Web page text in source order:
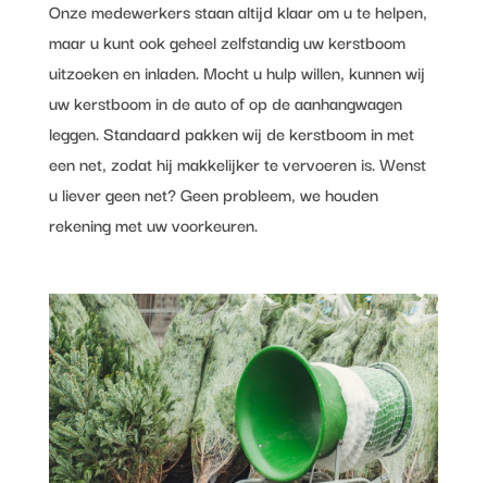
Onze medewerkers staan altijd klaar om u te helpen,
maar u kunt ook geheel zelfstandig uw kerstboom
uitzoeken en inladen. Mocht u hulp willen, kunnen wij
uw kerstboom in de auto of op de aanhangwagen
leggen. Standaard pakken wij de kerstboom in met
een net, zodat hij makkelijker te vervoeren is. Wenst
u liever geen net? Geen probleem, we houden
rekening met uw voorkeuren.